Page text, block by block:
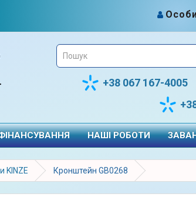
+38 067 167-4005
НАШІ РОБОТИ
KINZE Кронштейн GB0268